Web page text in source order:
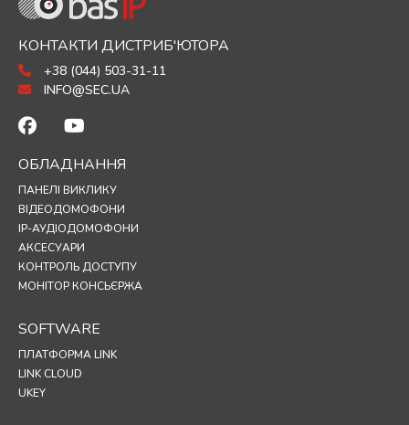
КОНТАКТИ ДИСТРИБ'ЮТОРА
+38 (044) 503-31-11
INFO@SEC.UA
ОБЛАДНАННЯ
ПАНЕЛІ ВИКЛИКУ
ВІДЕОДОМОФОНИ
IP-АУДІОДОМОФОНИ
АКСЕСУАРИ
КОНТРОЛЬ ДОСТУПУ
МОНІТОР КОНСЬЄРЖА
SOFTWARE
ПЛАТФОРМА LINK
LINK CLOUD
UKEY